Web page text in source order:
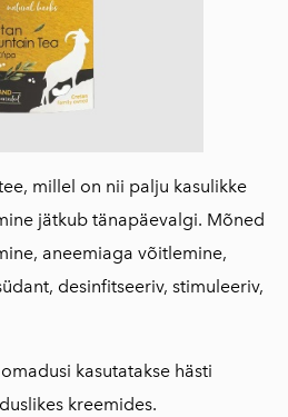
millel on nii palju kasulikke
jätkub tänapäevalgi. Mõned
aneemiaga võitlemine,
desinfitseeriv, stimuleeriv,
kasutatakse hästi
kreemides.